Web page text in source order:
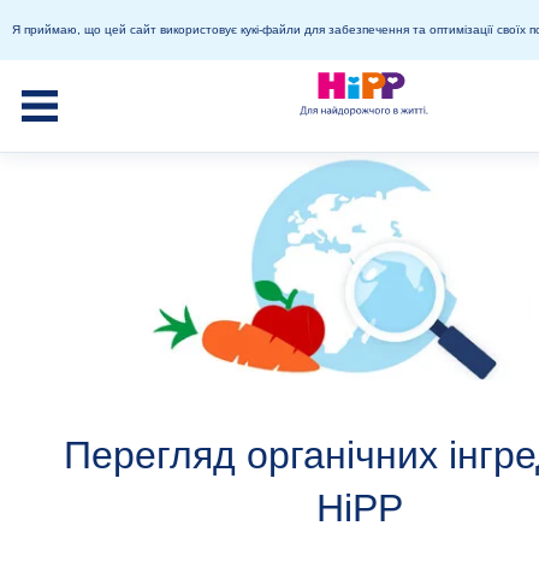
Я приймаю, що цей сайт використовує кукі-файли для забезпечення та оптимізації своїх
Перегляд органічних
HiPP